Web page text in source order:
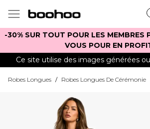
-30% SUR TOUT POUR LES MEMBRES
VOUS POUR EN
Ce site utilise des images générées
Robes Longues / Robes Longues De Cérémonie